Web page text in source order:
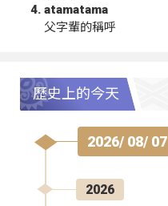
atamatama
父字輩的稱呼
歷史上的今天
2026/ 08/ 07
2026